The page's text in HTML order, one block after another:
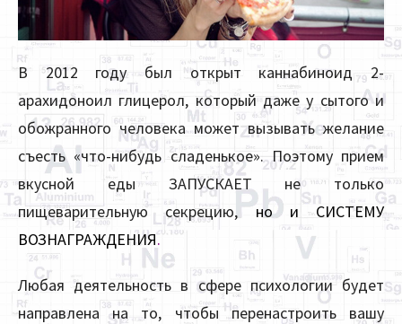
В 2012 году был открыт каннабиноид 2-
арахидоноил глицерол, который даже у сытого и
обожранного человека может вызывать желание
съесть «что-нибудь сладенькое». Поэтому прием
вкусной еды ЗАПУСКАЕТ не только
пищеварительную секрецию,но и СИСТЕМУ
ВОЗНАГРАЖДЕНИЯ.
Любая деятельность в сфере психологии будет
направлена на то, чтобы перенастроить вашу